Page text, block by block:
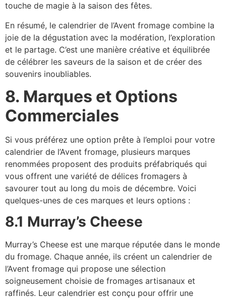
touche de magie à la saison des fêtes.
En résumé, le calendrier de l’Avent fromage combine la
joie de la dégustation avec la modération, l’exploration
et le partage. C’est une manière créative et équilibrée
de célébrer les saveurs de la saison et de créer des
souvenirs inoubliables.
8. Marques et Options
Commerciales
Si vous préférez une option prête à l’emploi pour votre
calendrier de l’Avent fromage, plusieurs marques
renommées proposent des produits préfabriqués qui
vous offrent une variété de délices fromagers à
savourer tout au long du mois de décembre. Voici
quelques-unes de ces marques et leurs options :
8.1 Murray’s Cheese
Murray’s Cheese est une marque réputée dans le monde
du fromage. Chaque année, ils créent un calendrier de
l’Avent fromage qui propose une sélection
soigneusement choisie de fromages artisanaux et
raffinés. Leur calendrier est conçu pour offrir une